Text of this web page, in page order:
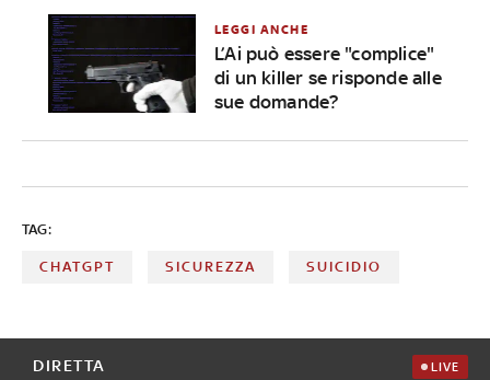
LEGGI ANCHE
L’Ai può essere "complice"
di un killer se risponde alle
sue domande?
TAG:
CHATGPT SICUREZZA SUICIDIO
DIRETTA LIVE